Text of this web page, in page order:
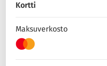
Kortti
Maksuverkosto